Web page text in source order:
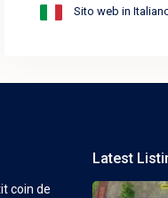
Sito web in
coin de
Latest